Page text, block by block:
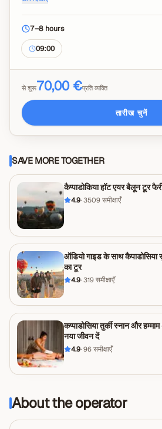
आरामदायक और अच्छी तरह से आयोजित ग्रुप
स्थानों की खोज करें।
लंच के दौरान ड्रिंक्स, व्यक्तिगत खर्च और वैकल्पिक
7–8 hours
09:00
से शुरू70,00 €प्रति व्यक्ति
तारीख चुनें
SAVE MORE TOGETHER
कैप्पाडोकिया हॉट एयर बैलून टूर
4.9· 3509 समीक्षाएँ
ऑडियो गाइड के साथ कैपाडोसिया
का टूर
4.9· 319 समीक्षाएँ
कप्पाडोसिया तुर्की स्नान और
नया जीवन दें
4.9· 96 समीक्षाएँ
About the operator